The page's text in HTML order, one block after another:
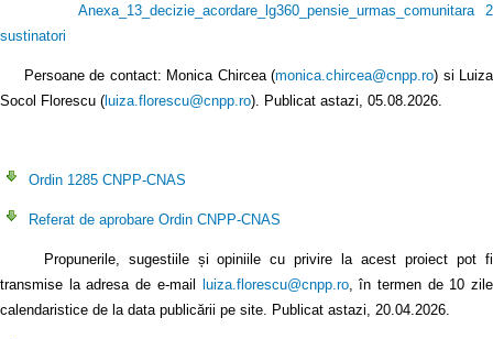
Anexa_13_decizie_acordare_lg360_pensie_urmas_comunitara 2
sustinatori
Persoane de contact: Monica Chircea (monica.chircea@cnpp.ro) si Luiza
Socol Florescu ( luiza.florescu@cnpp.ro). Publicat astazi, 05.08.2026.
Ordin 1285 CNPP-CNAS
Referat de aprobare Ordin CNPP-CNAS
Propunerile, sugestiile și opiniile cu privire la acest proiect pot fi
transmise la adresa de e-mail
luiza.florescu@cnpp.ro, în termen de 10 zile
calendaristice de la data publicării pe site. Publicat astazi, 20.04.2026.